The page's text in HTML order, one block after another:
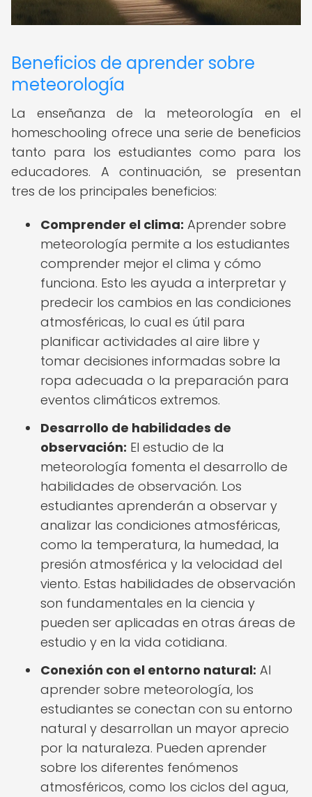
Beneficios de aprender sobre
meteorología
La enseñanza de la meteorología en el
homeschooling ofrece una serie de beneficios
tanto para los estudiantes como para los
educadores. A continuación, se presentan
tres de los principales beneficios:
Comprender el clima: Aprender sobre
meteorología permite a los estudiantes
comprender mejor el clima y cómo
funciona. Esto les ayuda a interpretar y
predecir los cambios en las condiciones
atmosféricas, lo cual es útil para
planificar actividades al aire libre y
tomar decisiones informadas sobre la
ropa adecuada o la preparación para
eventos climáticos extremos.
Desarrollo de habilidades de
observación: El estudio de la
meteorología fomenta el desarrollo de
habilidades de observación. Los
estudiantes aprenderán a observar y
analizar las condiciones atmosféricas,
como la temperatura, la humedad, la
presión atmosférica y la velocidad del
viento. Estas habilidades de observación
son fundamentales en la ciencia y
pueden ser aplicadas en otras áreas de
estudio y en la vida cotidiana.
Conexión con el entorno natural: Al
aprender sobre meteorología, los
estudiantes se conectan con su entorno
natural y desarrollan un mayor aprecio
por la naturaleza. Pueden aprender
sobre los diferentes fenómenos
atmosféricos, como los ciclos del agua,